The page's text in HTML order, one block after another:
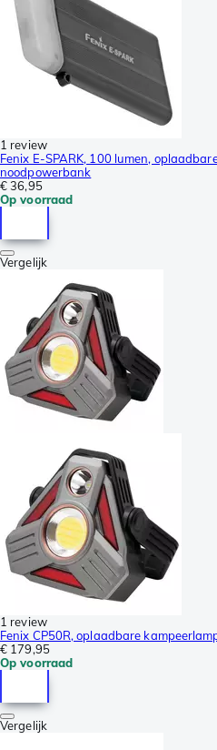
1 review
Fenix E-SPARK, 100 lumen,
noodpowerbank
€ 36,95
Op voorraad
Vergelijk
1 review
Fenix CP50R, oplaadbare
€ 179,95
Op voorraad
Vergelijk